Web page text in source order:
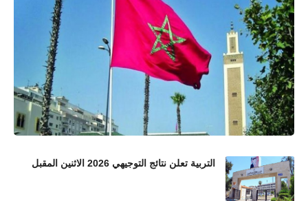
التربية تعلن نتائج التوجيهي 2026 الاثنين المقبل